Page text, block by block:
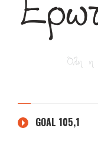
GOAL 105,1